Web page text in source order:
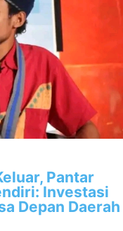
Pantar
Investasi
Depan Daerah